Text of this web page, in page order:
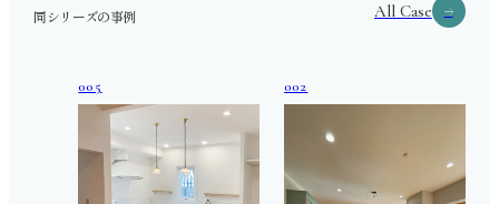
同シリーズの事例 All Case
005 002